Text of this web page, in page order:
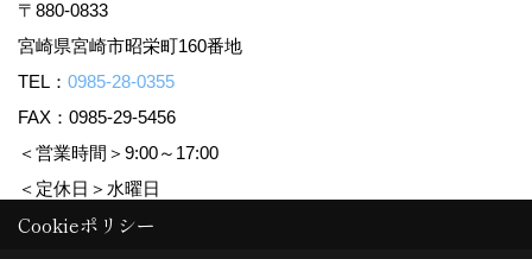
〒880-0833
宮崎県宮崎市昭栄町160番地
TEL： 0985-28-0355
FAX：0985-29-5456
＜営業時間＞9:00～17:00
＜定休日＞水曜日
Cookieポリシー